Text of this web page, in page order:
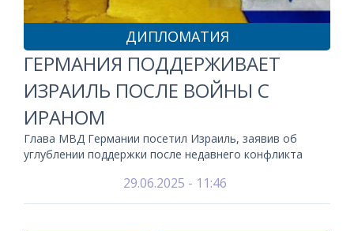
ДИПЛОМАТИЯ
ГЕРМАНИЯ ПОДДЕРЖИВАЕТ
ИЗРАИЛЬ ПОСЛЕ ВОЙНЫ С
ИРАНОМ
Глава МВД Германии посетил Израиль, заявив об
углублении поддержки после недавнего конфликта
29.06.2025 - 11:46